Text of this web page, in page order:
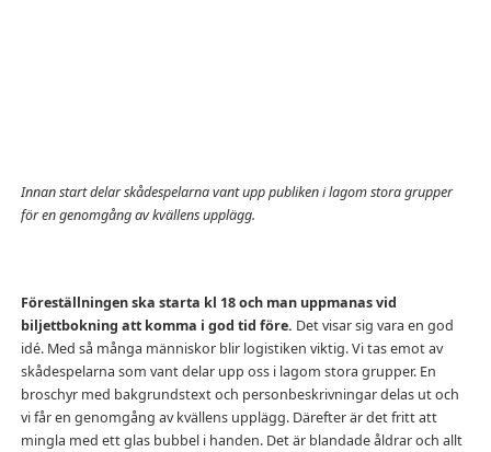
Innan start delar skådespelarna vant upp publiken i lagom stora grupper
för en genomgång av kvällens upplägg.
Föreställningen ska starta kl 18 och man uppmanas vid
biljettbokning att komma i god tid före. Det visar sig vara en god
idé. Med så många människor blir logistiken viktig. Vi tas emot av
skådespelarna som vant delar upp oss i lagom stora grupper. En
broschyr med bakgrundstext och personbeskrivningar delas ut och
vi får en genomgång av kvällens upplägg. Därefter är det fritt att
mingla med ett glas bubbel i handen. Det är blandade åldrar och allt